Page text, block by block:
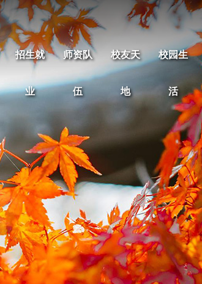
招生就
业
师资队
伍
校友天
地
校园生
活